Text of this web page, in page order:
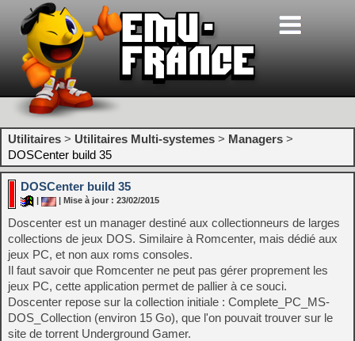
Utilitaires > Utilitaires Multi-systemes > Managers >
DOSCenter build 35
DOSCenter build 35
| Mise à jour : 23/02/2015
Doscenter est un manager destiné aux collectionneurs de larges
collections de jeux DOS. Similaire à Romcenter, mais dédié aux
jeux PC, et non aux roms consoles.
Il faut savoir que Romcenter ne peut pas gérer proprement les
jeux PC, cette application permet de pallier à ce souci.
Doscenter repose sur la collection initiale : Complete_PC_MS-
DOS_Collection (environ 15 Go), que l'on pouvait trouver sur le
site de torrent Underground Gamer.